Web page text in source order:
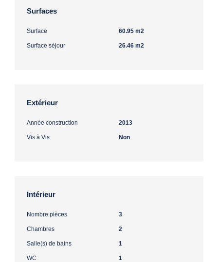
Surfaces
Surface 60.95 m2
Surface séjour 26.46 m2
Extérieur
Année construction 2013
Vis à Vis Non
Intérieur
Nombre pièces 3
Chambres 2
Salle(s) de bains 1
WC 1